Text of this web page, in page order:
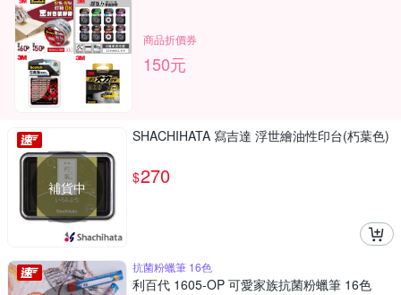
商品折價券
150元
補貨中
SHACHIHATA 寫吉達 浮世繪油性印台(朽葉色)
$270
抗菌粉蠟筆 16色
利百代 1605-OP 可愛家族抗菌粉蠟筆 16色